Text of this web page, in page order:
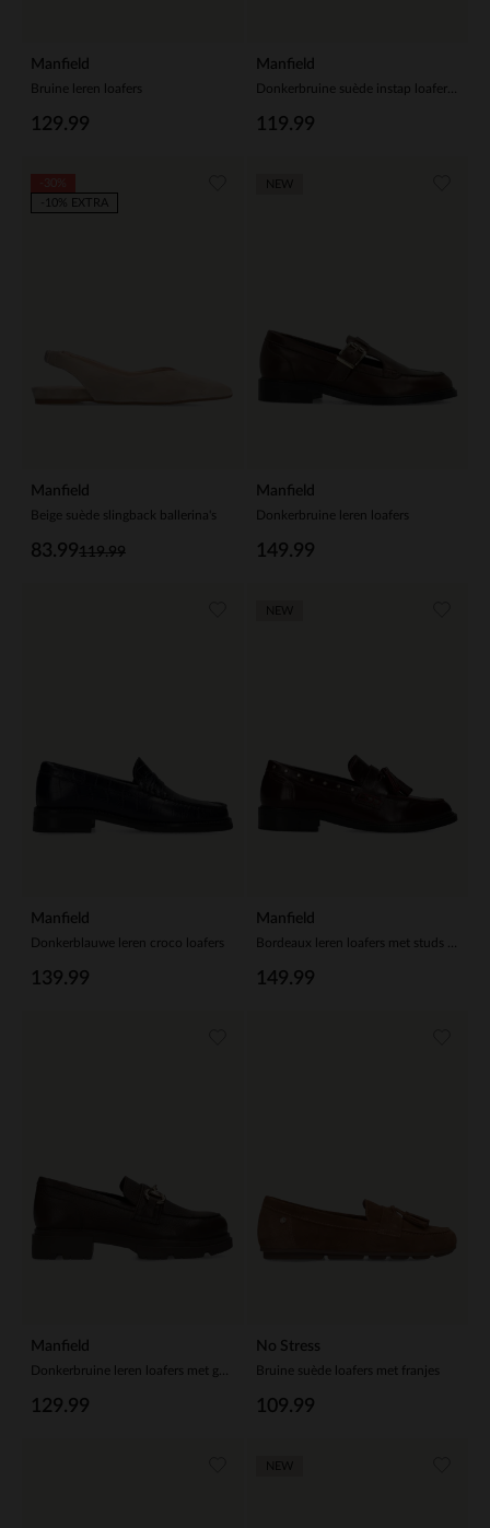
Manfield
Bruine leren loafers
129.99
Manfield
Donkerbruine suède instap loafertjes
119.99
Manfield
Beige suède slingback ballerina's
119.99
83.99
-10% EXTRA
Manfield
Donkerbruine leren loafers
149.99
Manfield
Donkerblauwe leren croco loafers
139.99
Manfield
149.99
Manfield
129.99
No Stress
Bruine suède loafers met franjes
109.99